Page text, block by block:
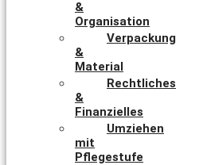
&
Organisation
Verpackung
&
Material
Rechtliches
&
Finanzielles
Umziehen
mit
Pflegestufe